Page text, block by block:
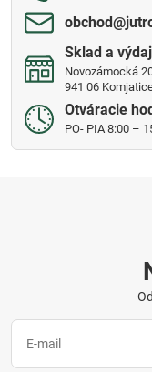
Sklad a
Novozámocká
941 06
Otváracie
PO- PIA 8:00 –